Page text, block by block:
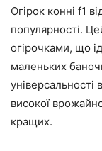
Огірок конні f1
популярності.
огірочками, що
маленьких
універсальності
високої
кращих.